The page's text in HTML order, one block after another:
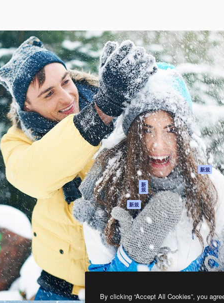
ブ制作を導くためのプラ
リエイター、企業、代理
100万人以上が利用して
製品
Spaces
AI アシスタント
AI 画像生成ツール
AI 動画生成ツール
AI 音声合成ツール
ストックコンテン
ツ
Claude/ChatGPT
向けMCP
新
規
エージェント 新規
API
モバイルアプリ
すべてのMagnificツ
ール
はじめに
Academy
ドキュメント
サポート
利用規約
プライバシーポリ
シー
オリジナル 新規
クッキーポリシー
トラストセンター
アフィリエイト
法人向け
Freepik Company S.L.U.
By clicking “Accept All Cookies”, you